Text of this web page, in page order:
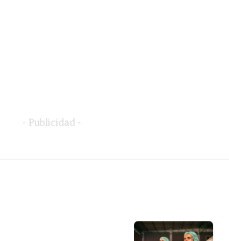
- Publicidad -